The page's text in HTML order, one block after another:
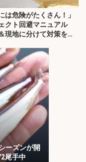
は危険がたくさん！」
クト回避マニュアル
現地に分けて対策を解
ーズンが開
尾手中